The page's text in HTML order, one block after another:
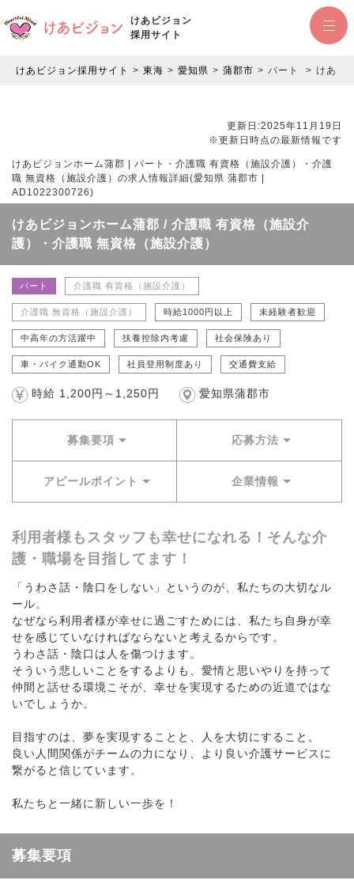
けあビジョン
採用サイト
けあビジョン採用サイト 東海 愛知県 蒲郡市 パート けあビ
更新日:2025年11月19日
※更新日時点の最新情報です
けあビジョンホーム蒲郡 | パート・介護職 有資格（施設介護）・介護
職 無資格（施設介護）の求人情報詳細(愛知県 蒲郡市 |
AD1022300726)
けあビジョンホーム蒲郡 / 介護職 有資格（施設介
護）・介護職 無資格（施設介護）
パート 介護職 有資格（施設介護）
介護職 無資格（施設介護） 時給1000円以上 未経験者歓迎
中高年の方活躍中 扶養控除内考慮 社会保険あり
車・バイク通勤OK 社員登用制度あり 交通費支給
時給 1,200円～1,250円 愛知県蒲郡市
募集要項 応募方法
アピールポイント 企業情報
利用者様もスタッフも幸せになれる！そんな介
護・職場を目指してます！
「うわさ話・陰口をしない」というのが、私たちの大切なル
ール。
なぜなら利用者様が幸せに過ごすためには、私たち自身が幸
せを感じていなければならないと考えるからです。
うわさ話・陰口は人を傷つけます。
そういう悲しいことをするよりも、愛情と思いやりを持って
仲間と話せる環境こそが、幸せを実現するための近道ではな
いでしょうか。
目指すのは、夢を実現することと、人を大切にすること。
良い人間関係がチームの力になり、より良い介護サービスに
繋がると信じています。
私たちと一緒に新しい一歩を！
募集要項